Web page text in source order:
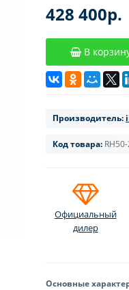
428 400р.
В
Производитель:
Код товара:
Официальный
дилер
Основные